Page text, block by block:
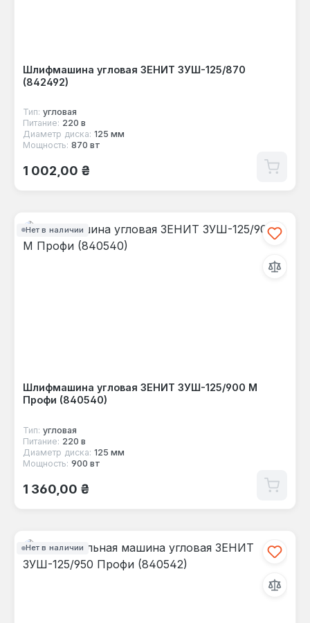
Шлифмашина угловая ЗЕНИТ ЗУШ-125/870
(842492)
Тип: угловая
Питание: 220 в
Диаметр диска: 125 мм
Мощность: 870 вт
Обычная цена:
1 002,00 ₴
Нет в наличии
Шлифмашина угловая ЗЕНИТ ЗУШ-125/900 М
Профи (840540)
Тип: угловая
Питание: 220 в
Диаметр диска: 125 мм
Мощность: 900 вт
Обычная цена:
1 360,00 ₴
Нет в наличии